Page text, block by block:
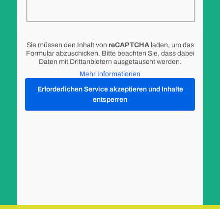
Ich bin einverstanden, dass mich ein Mitarbeiter der
Firma Fondos kontaktieren darf.*
Ich habe die Datenschutzerklärung gelesen und bin
Sie müssen den Inhalt von reCAPTCHAladen, um das
Formular abzuschicken. Bitte beachten Sie, dass dabei
Daten mit Drittanbietern ausgetauscht werden.
Mehr Informationen
Erforderlichen Service akzeptieren und Inhalte
entsperren